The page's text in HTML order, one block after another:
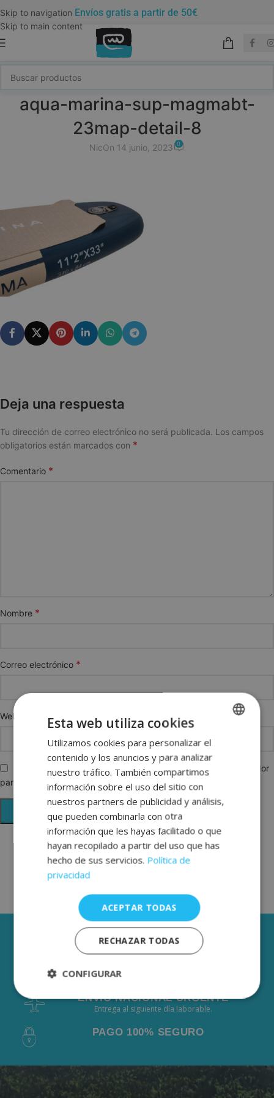
Skip to navigation
Skip to main content
Envíos gratis a partir de 50€
aqua-marina-sup-magmabt-
23map-detail-8
NicOn 14 junio, 2023 0
Deja una respuesta
Tu dirección de correo electrónico no será publicada. Los campos
obligatorios están marcados con *
Comentario *
Nombre *
Correo electrónico *
Web
Guarda mi nombre, correo electrónico y web en este navegador
para la próxima vez que comente.
3 AÑOS DE GARANTÍA
De 2 a 3 días laborables.
ENVÍO NACIONAL URGENTE
Entrega al siguiente día laborable.
PAGO 100% SEGURO
SPANISH
ENGLISH
GERMAN
Esta web utiliza cookies
Utilizamos cookies para personalizar el
contenido y los anuncios y para analizar
nuestro tráfico. También compartimos
información sobre el uso del sitio con
nuestros partners de publicidad y análisis,
que pueden combinarla con otra
información que les hayas facilitado o que
hayan recopilado a partir del uso que has
hecho de sus servicios. Política de
privacidad
ACEPTAR TODAS
RECHAZAR TODAS
CONFIGURAR
Estrictamente
necesarias
Rendimiento